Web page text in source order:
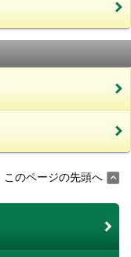
このページの先頭へ